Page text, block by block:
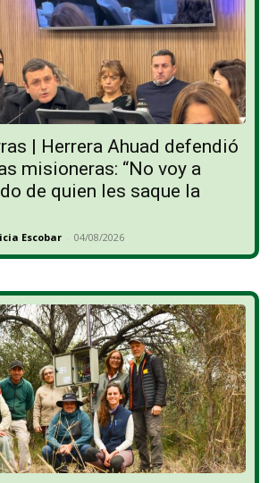
| Herrera Ahuad defendió
misioneras: “No voy a
de quien les saque la
Escobar - 04/08/2026